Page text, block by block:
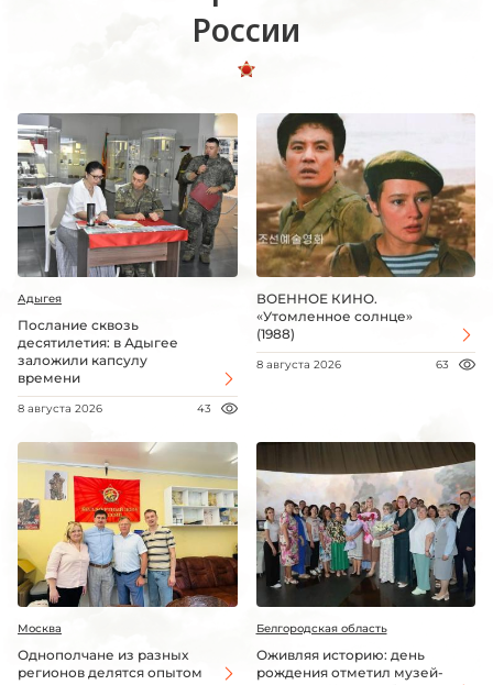
России
Адыгея
Послание сквозь
десятилетия: в Адыгее
заложили капсулу
времени
8 августа 2026 43
ВОЕННОЕ КИНО.
«Утомленное солнце»
(1988)
8 августа 2026 63
Москва
Однополчане из разных
регионов делятся опытом
Белгородская область
Оживляя историю: день
рождения отметил музей-